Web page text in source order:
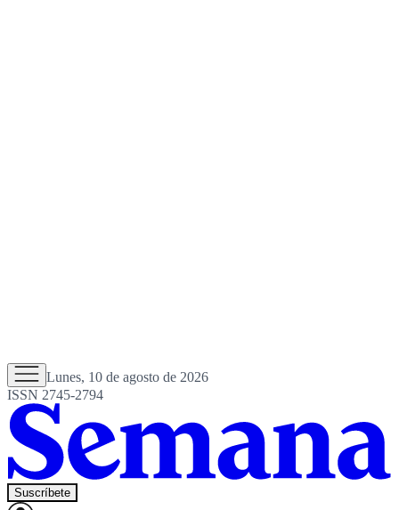
Lunes, 10 de agosto de 2026
ISSN 2745-2794
Suscríbete